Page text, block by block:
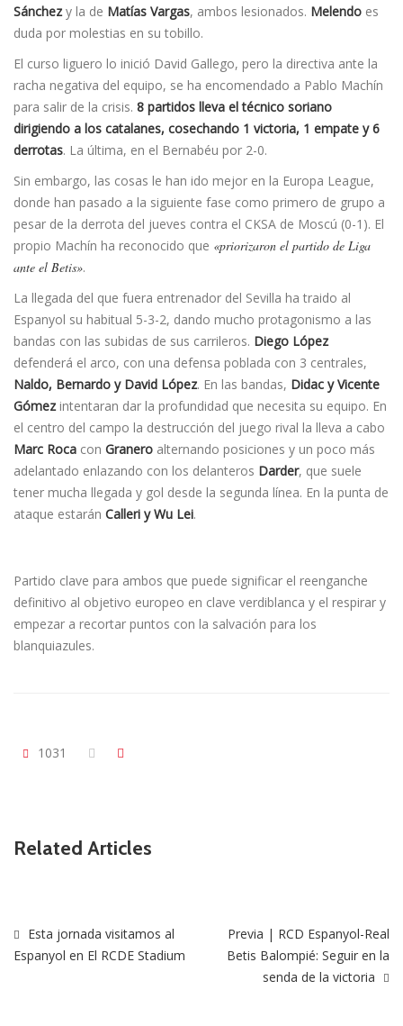
Sánchezy la de Matías Vargas, ambos lesionados. Melendo es
duda por molestias en su tobillo.
El curso liguero lo inició David Gallego, pero la directiva ante la
racha negativa del equipo, se ha encomendado a Pablo Machín
para salir de la crisis. 8 partidos lleva el técnico soriano
dirigiendo a los catalanes, cosechando 1 victoria, 1 empate y 6
derrotas. La última, en el Bernabéu por 2-0.
Sin embargo, las cosas le han ido mejor en la Europa League,
donde han pasado a la siguiente fase como primero de grupo a
pesar de la derrota del jueves contra el CKSA de Moscú (0-1). El
propio Machín ha reconocido que «priorizaron el partido de Liga
ante el Betis».
La llegada del que fuera entrenador del Sevilla ha traido al
Espanyol su habitual 5-3-2, dando mucho protagonismo a las
bandas con las subidas de sus carrileros. Diego López
defenderá el arco, con una defensa poblada con 3 centrales,
Naldo, Bernardo y David López. En las bandas, Didac y Vicente
Gómezintentaran dar la profundidad que necesita su equipo. En
el centro del campo la destrucción del juego rival la lleva a cabo
Marc Roca con Granero alternando posiciones y un poco más
adelantado enlazando con los delanteros Darder, que suele
tener mucha llegada y gol desde la segunda línea. En la punta de
ataque estarán Calleri y Wu Lei.
Partido clave para ambos que puede significar el reenganche
definitivo al objetivo europeo en clave verdiblanca y el respirar y
empezar a recortar puntos con la salvación para los
blanquiazules.
1031
Related Articles
Esta jornada visitamos al
Espanyol en El RCDE Stadium
Previa | RCD Espanyol-Real
Betis Balompié: Seguir en la
senda de la victoria